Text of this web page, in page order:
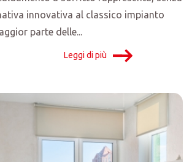
innovativa al classico impianto
parte delle...
Leggi di più